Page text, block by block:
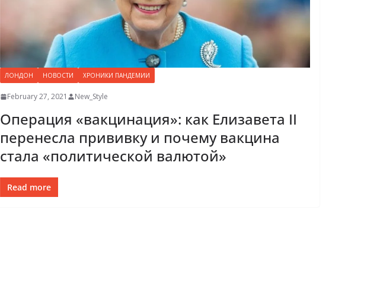
ЛОНДОН НОВОСТИ ХРОНИКИ ПАНДЕМИИ
February 27, 2021 New_Style
Операция «вакцинация»: как Елизавета II
перенесла прививку и почему вакцина
стала «политической валютой»
Read more